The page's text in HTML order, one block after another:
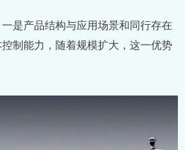
是产品结构与应用场景和同行存在
制能力，随着规模扩大，这一优势